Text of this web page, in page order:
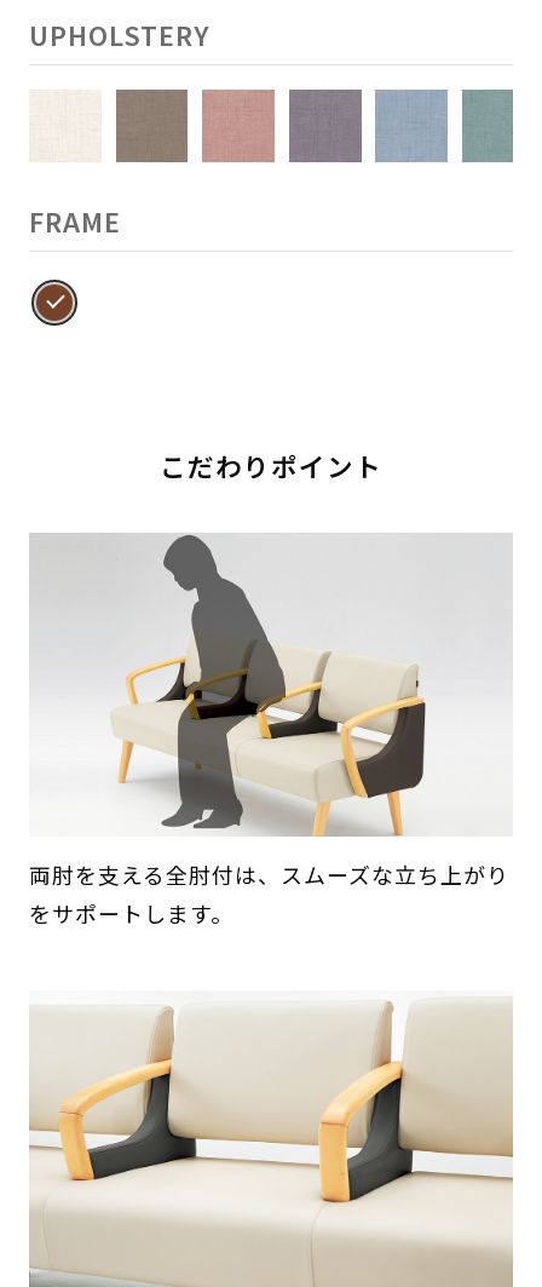
UPHOLSTERY
FRAME
こだわりポイント
両肘を支える全肘付は、スムーズな立ち上がり
をサポートします。